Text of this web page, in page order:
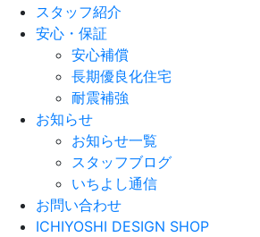
スタッフ紹介
安心・保証
安心補償
長期優良化住宅
耐震補強
お知らせ
お知らせ一覧
スタッフブログ
いちよし通信
お問い合わせ
ICHIYOSHI DESIGN SHOP